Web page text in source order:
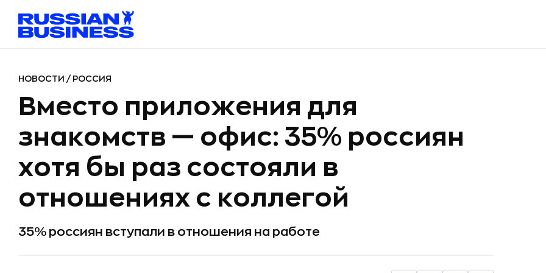
НОВОСТИ / РОССИЯ
Вместо приложения для
знакомств — офис: 35% россиян
хотя бы раз состояли в
отношениях с коллегой
35% россиян вступали в отношения на работе